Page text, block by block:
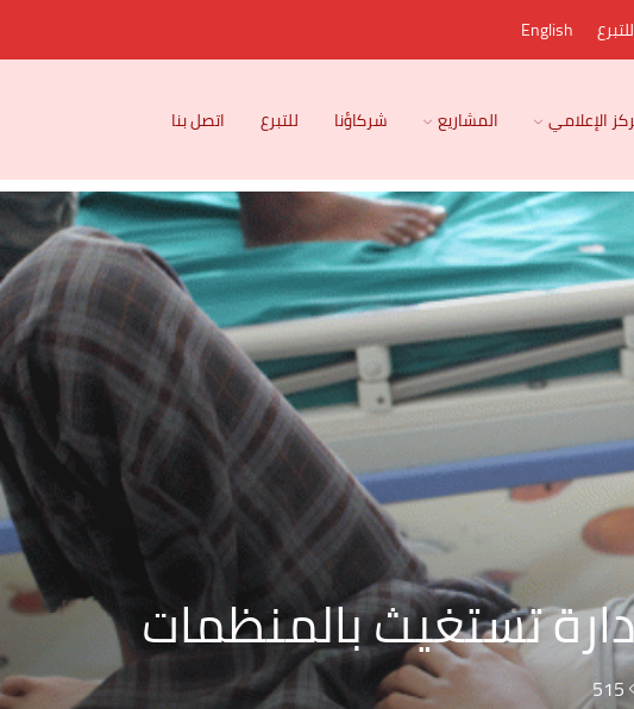
للتبرع English
الإعلامي المشاريع شركاؤنا للتبرع اتصل بنا
تستغيث بالمنظمات
515